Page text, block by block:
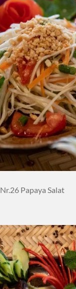
Nr.26 Papaya Salat